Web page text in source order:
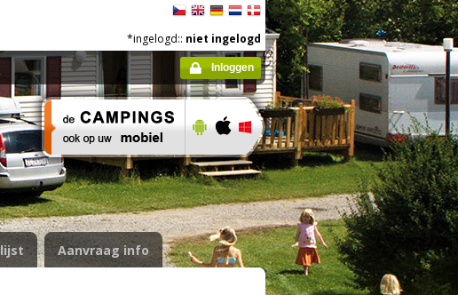
*ingelogd:: niet ingelogd
Inloggen
Aanvraag info